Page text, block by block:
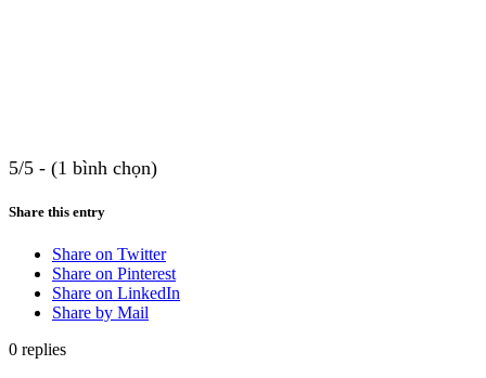
5/5 - (1 bình chọn)
Share this entry
Share on Twitter
Share on Pinterest
Share on LinkedIn
Share by Mail
0 replies